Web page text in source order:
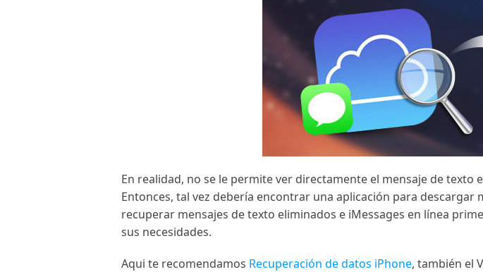
En realidad, no se le permite ver directamente el mensaje de texto
Entonces, tal vez debería encontrar una aplicación para descargar
recuperar mensajes de texto eliminados e iMessages en línea
sus necesidades.
Aqui te recomendamos Recuperación de datos iPhone, también el